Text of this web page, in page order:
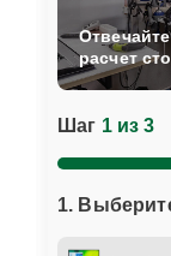
Шаг 1 из 3
1.
расчет